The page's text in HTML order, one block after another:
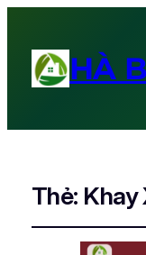
HÀ
Thẻ: Khay